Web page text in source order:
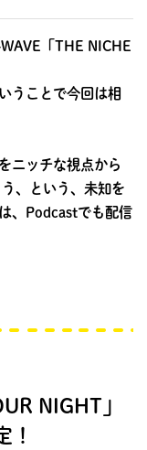
「THE NICHE
うことで今回は相
ニッチな視点から
、という、未知を
、Podcastでも配信
NIGHT」